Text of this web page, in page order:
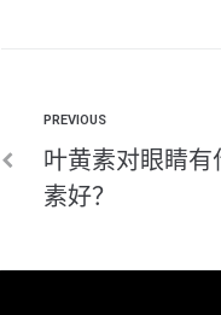
PREVIOUS
叶黄素对眼睛
素好？